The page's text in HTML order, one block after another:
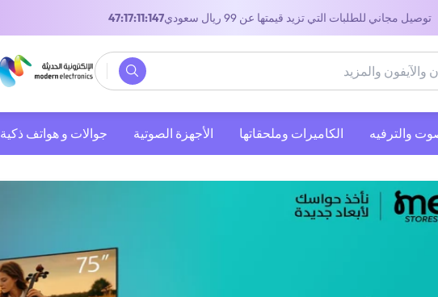
توصيل مجاني للطلبات التي تزيد قيمتها عن 99 ريال سعودي 46:17:11:147
والترفيه ‫الكاميرات وملحقاتها‬ الأجهزة الصوتية جوالات و هواتف ذكية